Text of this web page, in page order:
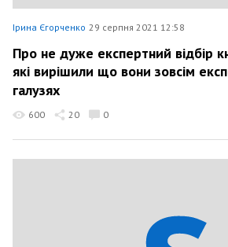
Ірина Єгорченко 29 серпня 2021 12:58
Про не дуже експертний відбір
які вирішили що вони зовсім
галузях
600 20 0